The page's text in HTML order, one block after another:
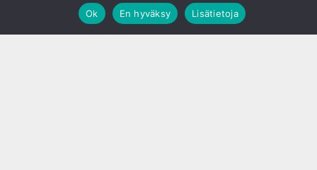
Ok
En hyväksy Lisätietoja